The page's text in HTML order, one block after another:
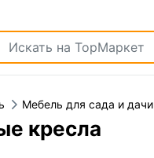
Мебель для сада и дачи
кресла